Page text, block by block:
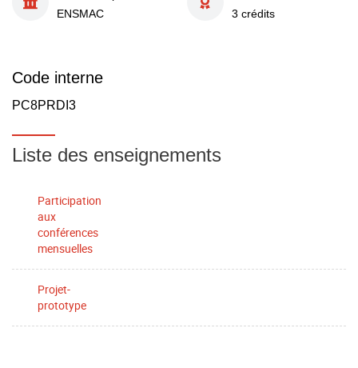
ENSMAC
3 crédits
Code interne
PC8PRDI3
Liste des enseignements
Participation
aux
conférences
mensuelles
Projet-
prototype